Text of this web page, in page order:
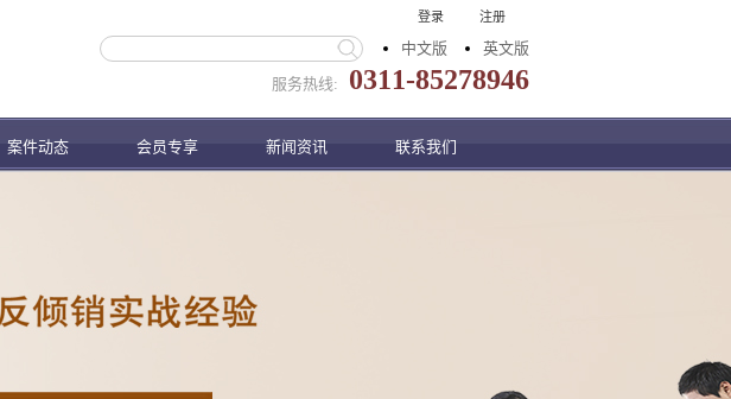
服务热线: 0311-85278946
中文版 英文版
登录 注册
案件动态 会员专享 新闻资讯 联系我们